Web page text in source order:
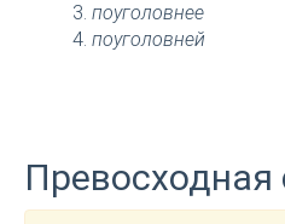
поуголовнее
поуголовней
Превосходная